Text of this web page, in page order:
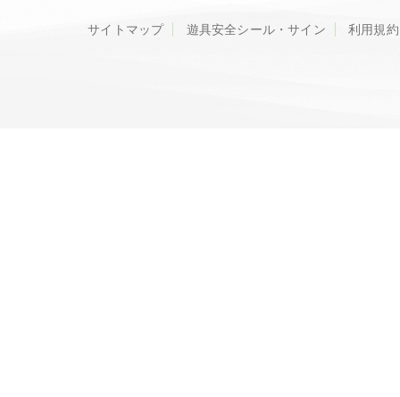
サイトマップ 遊具安全シール・サイン 利用規約